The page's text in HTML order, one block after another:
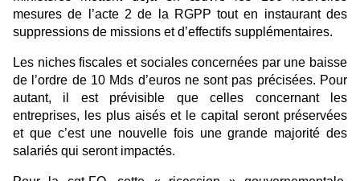
mesures de l’acte 2 de la RGPP tout en instaurant des
suppressions de missions et d’effectifs supplémentaires.
Les niches fiscales et sociales concernées par une baisse
de l’ordre de 10 Mds d’euros ne sont pas précisées. Pour
autant, il est prévisible que celles concernant les
entreprises, les plus aisés et le capital seront préservées
et que c’est une nouvelle fois une grande majorité des
salariés qui seront impactés.